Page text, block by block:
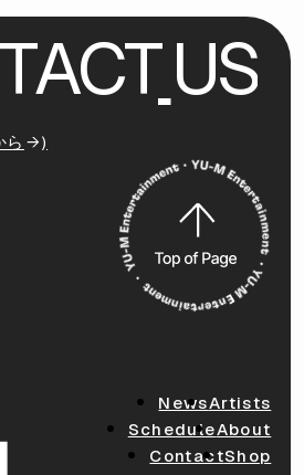
TACT US
ら )
NewsArtists
ScheduleAbout
ContactShop